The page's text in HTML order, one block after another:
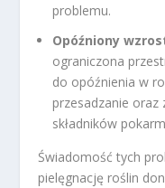
problemu.
Opóźniony
ograniczona
do opóźnienia w
przesadzanie oraz
składników
Świadomość tych
pielęgnację roślin